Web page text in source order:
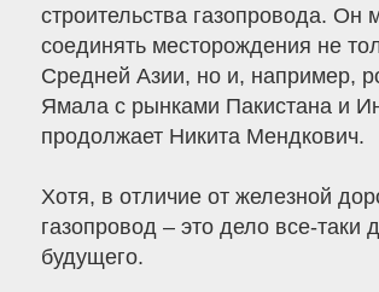
строительства газопровода. Он
соединять месторождения не
Средней Азии, но и, например,
Ямала с рынками Пакистана и
продолжает Никита Мендкович.
Хотя, в отличие от железной
газопровод – это дело все-таки
будущего.